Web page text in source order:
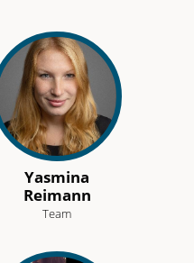
Yasmina
Reimann
Team